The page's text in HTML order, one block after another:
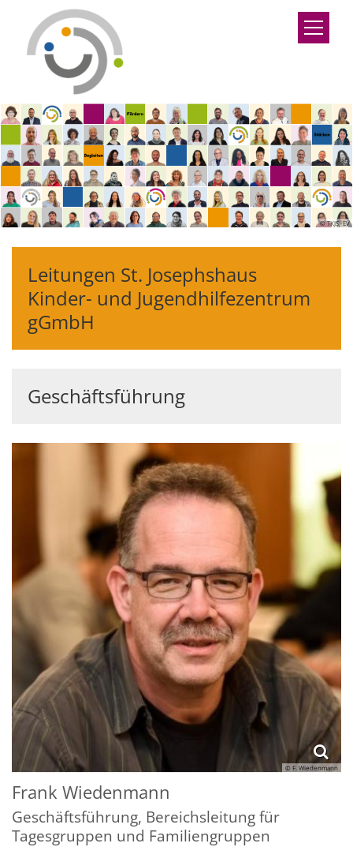
Zum Inhalt springen
© TKJSJ-EV
Leitungen St. Josephshaus
Kinder- und Jugendhilfezentrum
gGmbH
Geschäftsführung
© F. Wiedenmann
Frank Wiedenmann
Geschäftsführung, Bereichsleitung für
Tagesgruppen und Familiengruppen